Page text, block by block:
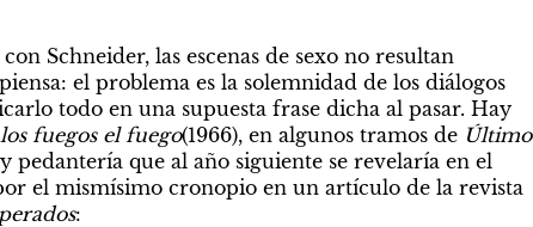
Schneider, las escenas de sexo no resultan
el problema es la solemnidad de los diálogos
todo en una supuesta frase dicha al pasar. Hay
fuegos el fuego(1966), en algunos tramos de Último
pedantería que al año siguiente se revelaría en el
: